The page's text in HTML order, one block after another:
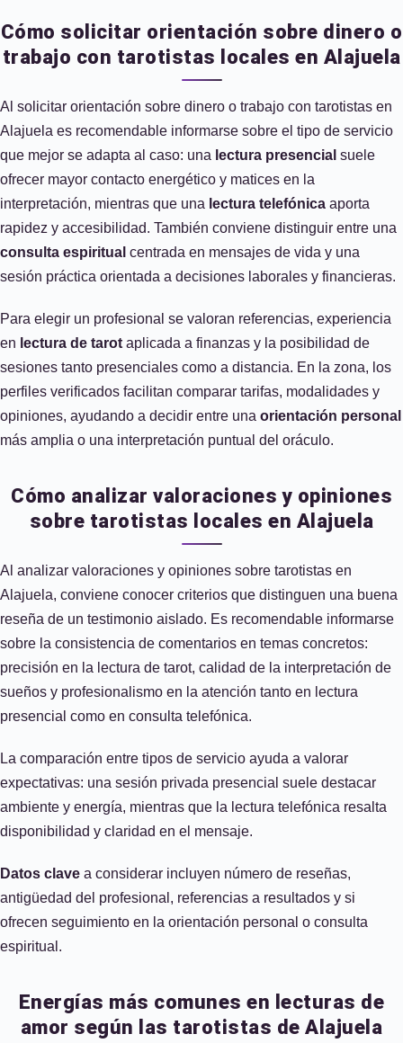
Cómo solicitar orientación sobre dinero o
trabajo con tarotistas locales en Alajuela
Al solicitar orientación sobre dinero o trabajo con tarotistas en
Alajuela es recomendable informarse sobre el tipo de servicio
que mejor se adapta al caso: una lectura presencial suele
ofrecer mayor contacto energético y matices en la
interpretación, mientras que una lectura telefónica aporta
rapidez y accesibilidad. También conviene distinguir entre una
consulta espiritual centrada en mensajes de vida y una
sesión práctica orientada a decisiones laborales y financieras.
Para elegir un profesional se valoran referencias, experiencia
en lectura de tarot aplicada a finanzas y la posibilidad de
sesiones tanto presenciales como a distancia. En la zona, los
perfiles verificados facilitan comparar tarifas, modalidades y
opiniones, ayudando a decidir entre una orientación personal
más amplia o una interpretación puntual del oráculo.
Cómo analizar valoraciones y opiniones
sobre tarotistas locales en Alajuela
Al analizar valoraciones y opiniones sobre tarotistas en
Alajuela, conviene conocer criterios que distinguen una buena
reseña de un testimonio aislado. Es recomendable informarse
sobre la consistencia de comentarios en temas concretos:
precisión en la lectura de tarot, calidad de la interpretación de
sueños y profesionalismo en la atención tanto en lectura
presencial como en consulta telefónica.
La comparación entre tipos de servicio ayuda a valorar
expectativas: una sesión privada presencial suele destacar
ambiente y energía, mientras que la lectura telefónica resalta
disponibilidad y claridad en el mensaje.
Datos clave a considerar incluyen número de reseñas,
antigüedad del profesional, referencias a resultados y si
ofrecen seguimiento en la orientación personal o consulta
espiritual.
Energías más comunes en lecturas de
amor según las tarotistas de Alajuela